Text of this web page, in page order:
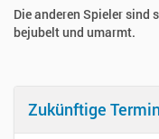
Die anderen Spieler sind
bejubelt und umarmt.
Zukünftige